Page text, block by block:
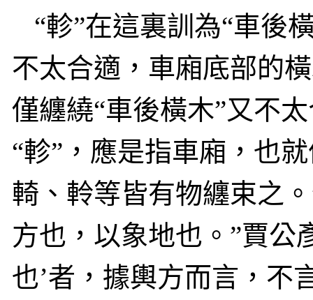
“軫”在這裏訓為“車後
不太合適，車廂底部的
僅纏繞“車後橫木”又不
“軫”，應是指車廂，也
輢、軨等皆有物纏束之
方也，以象地也。”賈公
也’者，據輿方而言，不